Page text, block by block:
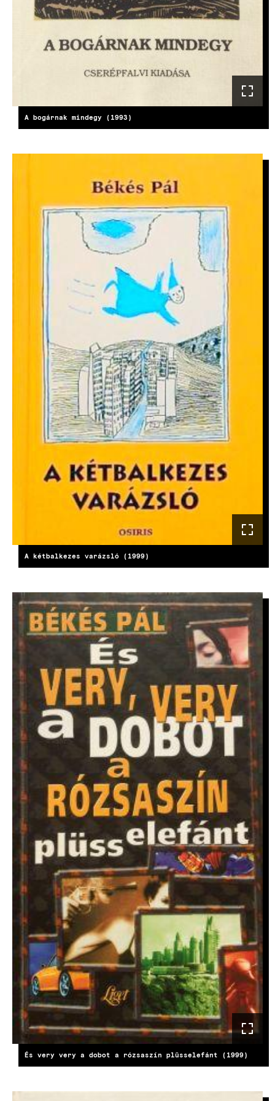
A bogárnak mindegy (1993)
A kétbalkezes varázsló (1999)
És very very a dobot a rózsaszín plüsselefánt (1999)
KÉP